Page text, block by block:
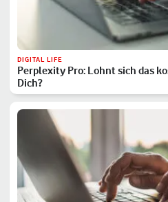
DIGITAL LIFE
Perplexity Pro: Lohnt sich das
Dich?